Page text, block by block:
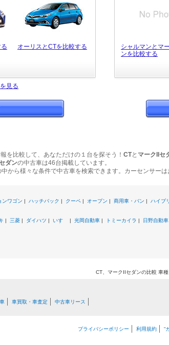
オーリスとCTを比較する
シャルマンとマ
ンを比較する
見る
を比較して、あなただけの１台を探そう！ CTと マークIIセ
ダンの中古車は46台掲載しています。
から様々な条件で中古車を検索できます。カーセンサー
ンワゴン | ハッチバック | クーペ | オープン | 商用車・バン | ハイブ
| 三菱 | ダイハツ | いすゞ | 光岡自動車 | トミーカイラ | 日野自動車
CT、マークIIセダンの比較 車
車買取・車査定 中古車リース
プライバシーポリシー 利用規約 “